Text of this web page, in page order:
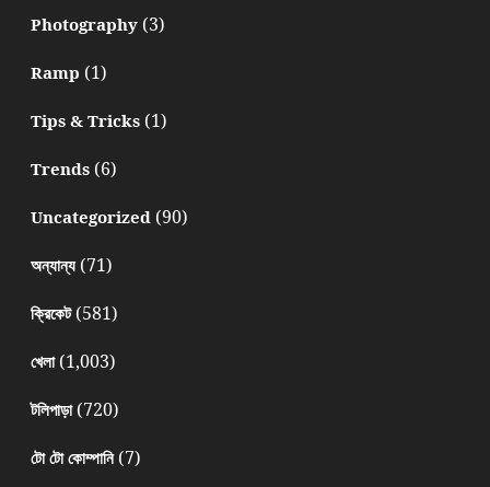
Photography(3)
Ramp (1)
Tips & Tricks(1)
Trends(6)
Uncategorized(90)
অন্যান্য(71)
ক্রিকেট(581)
খেলা(1,003)
টলিপাড়া(720)
টো টো কোম্পানি(7)